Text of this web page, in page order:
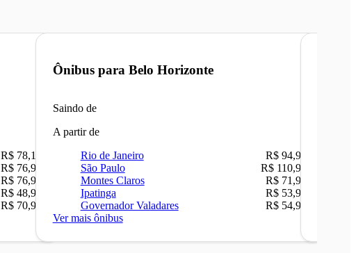
R$ 78,16
R$ 76,90
R$ 76,90
R$ 48,90
R$ 70,90
Ônibus para Belo Horizonte
Saindo de
A partir de
Rio de Janeiro
R$ 94,90
São Paulo
R$ 110,90
Montes Claros
R$ 71,90
Ipatinga
R$ 53,90
Governador Valadares
R$ 54,90
Ver mais ônibus